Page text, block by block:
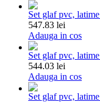
Set glaf pvc,
547.83 lei
Adauga in cos
Set glaf pvc,
544.03 lei
Adauga in cos
Set glaf pvc,